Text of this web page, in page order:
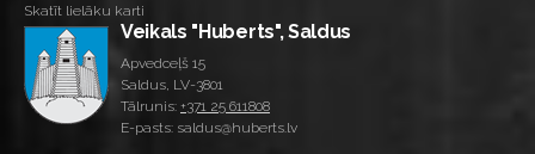
Skatīt lielāku karti
Veikals "Huberts", Saldus
Apvedceļš 15
Saldus, LV-3801
Tālrunis: +371 25 611808
E-pasts: saldus@huberts.lv